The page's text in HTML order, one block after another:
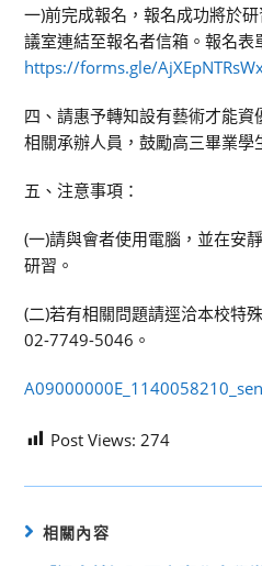
一)前完成報名，報名成功將於
議室連結至報名者信箱。報名表
https://forms.gle/
四、請惠予轉知設有藝術才能
相關承辦人員，鼓勵高三畢業學
五、注意事項：
(一)請與會者使用電腦，並在安
研習。
(二)若有相關問題請逕洽本校特
02-7749-5046。
Post Views: 274
相關內容